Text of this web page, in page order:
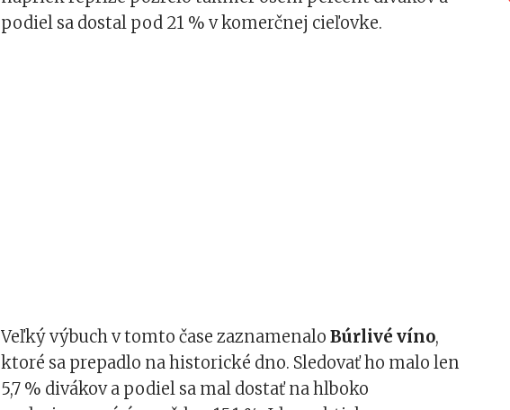
podiel sa dostal pod 21 % v komerčnej cieľovke.
Veľký výbuch v tomto čase zaznamenaloBúrlivé víno,
ktoré sa prepadlo na historické dno. Sledovať ho malo len
5,7 % divákov a podiel sa mal dostať na hlboko